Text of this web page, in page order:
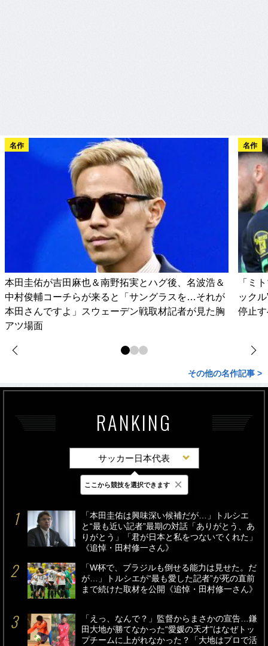
名作
本田圭佑が吉田麻也＆南野拓実とハグ後、名波浩＆
中村俊輔コーチらが来ると「サングラスを…それが
本田さんですよ」スウェーデン戦取材記者が見た胸
アツ場面
名作
「ミ
ック
停止
その他の名作記事 >
RANKING
サッカー日本代表
最新 24時間 週間
「本田圭佑は興味深い候補だが…」トルシエ
と“最も近い記者”最期の対話「ありがとう、あ
りがとう」「君が日本と私をつないでくれた」
《追悼・田村修一さん》
「W杯で、ブラジルも倒せる能力は見せた。だ
が…」トルシエが“最も愛した記者”が死の直前
まで続けた取材を公開《追悼・田村修一さん》
「えっ、なんで？」監督からまさかの宣告…鎌
田大地が勝てなかった“愛媛の天才”はなぜトッ
プチームに上がれなかった？「大地はプロで活
ここから競技を選択できます ×